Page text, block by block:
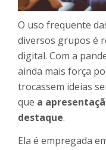
O uso frequente
diversos grupos é
digital. Com a
ainda mais força
trocassem ideias
que a
destaque.
Ela é empregada